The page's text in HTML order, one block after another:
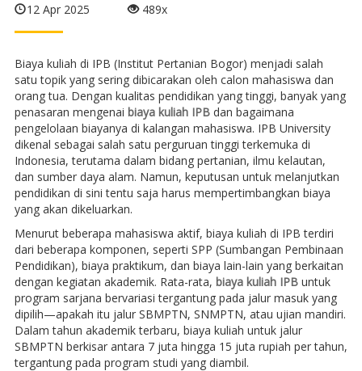
12 Apr 2025 489x
Biaya kuliah di IPB (Institut Pertanian Bogor) menjadi salah
satu topik yang sering dibicarakan oleh calon mahasiswa dan
orang tua. Dengan kualitas pendidikan yang tinggi, banyak yang
penasaran mengenai biaya kuliah IPBdan bagaimana
pengelolaan biayanya di kalangan mahasiswa. IPB University
dikenal sebagai salah satu perguruan tinggi terkemuka di
Indonesia, terutama dalam bidang pertanian, ilmu kelautan,
dan sumber daya alam. Namun, keputusan untuk melanjutkan
pendidikan di sini tentu saja harus mempertimbangkan biaya
yang akan dikeluarkan.
Menurut beberapa mahasiswa aktif, biaya kuliah di IPB terdiri
dari beberapa komponen, seperti SPP (Sumbangan Pembinaan
Pendidikan), biaya praktikum, dan biaya lain-lain yang berkaitan
dengan kegiatan akademik. Rata-rata, biaya kuliah IPBuntuk
program sarjana bervariasi tergantung pada jalur masuk yang
dipilih—apakah itu jalur SBMPTN, SNMPTN, atau ujian mandiri.
Dalam tahun akademik terbaru, biaya kuliah untuk jalur
SBMPTN berkisar antara 7 juta hingga 15 juta rupiah per tahun,
tergantung pada program studi yang diambil.